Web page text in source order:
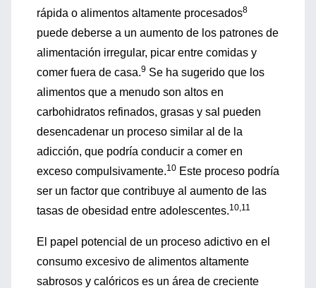
rápida o alimentos altamente procesados8
puede deberse a un aumento de los patrones de
alimentación irregular, picar entre comidas y
comer fuera de casa.9 Se ha sugerido que los
alimentos que a menudo son altos en
carbohidratos refinados, grasas y sal pueden
desencadenar un proceso similar al de la
adicción, que podría conducir a comer en
exceso compulsivamente.10 Este proceso podría
ser un factor que contribuye al aumento de las
tasas de obesidad entre adolescentes.10,11
El papel potencial de un proceso adictivo en el
consumo excesivo de alimentos altamente
sabrosos y calóricos es un área de creciente